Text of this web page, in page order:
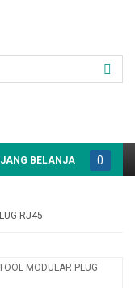
BELANJA
0
RJ45